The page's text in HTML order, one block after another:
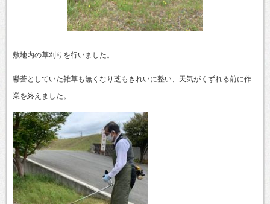
敷地内の草刈りを行いました。
鬱蒼としていた雑草も無くなり芝もきれいに整い、天気がくずれる前に作
業を終えました。